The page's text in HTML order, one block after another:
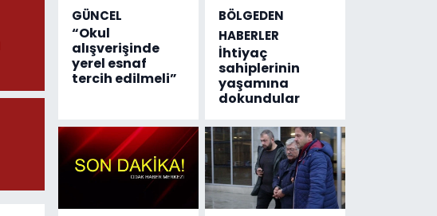
GÜNCEL
“Okul
alışverişinde
yerel esnaf
tercih edilmeli”
BÖLGEDEN
HABERLER
İhtiyaç
sahiplerinin
yaşamına
dokundular